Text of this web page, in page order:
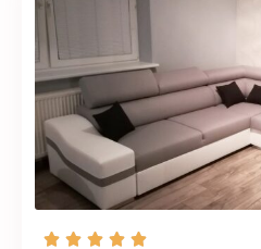
    